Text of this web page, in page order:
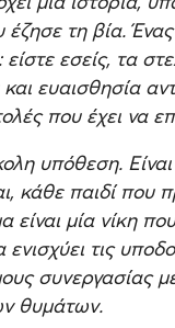
έζησε τη βία.
εσείς, τα
ευαισθησία
που έχει να
υπόθεση.
κάθε παιδί που
μία νίκη που
τις
συνεργασίας
θυμάτων.